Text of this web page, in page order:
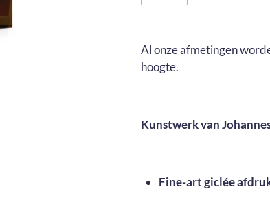
Al onze afmetingen
hoogte.
Kunstwerk van
Fine-art giclée